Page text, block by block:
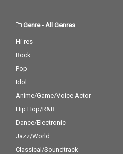
Genre- All Genres
Hi-res
Rock
Pop
Idol
Anime/Game/Voice Actor
Hip Hop/R&B
Dance/Electronic
Jazz/World
Classical/Soundtrack